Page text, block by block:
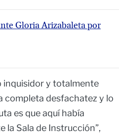
Gloria Arizabaleta por
inquisidor y totalmente
completa desfachatez y lo
es que aquí había
la Sala de Instrucción”,